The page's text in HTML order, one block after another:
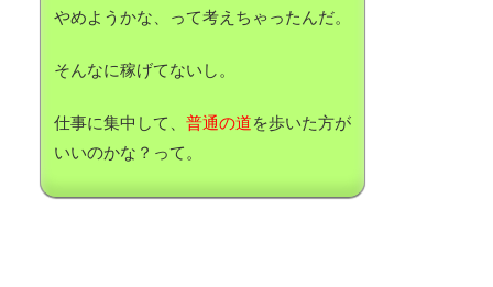
やめようかな、って考えちゃったんだ。
そんなに稼げてないし。
仕事に集中して、 普通の道を歩いた方が
いいのかな？って。